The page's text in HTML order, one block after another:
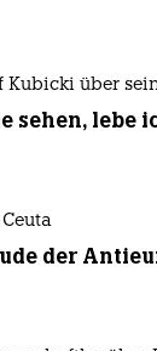
Kubicki über
sehen, lebe
der